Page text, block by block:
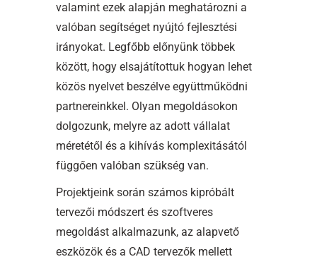
valamint ezek alapján meghatározni a
valóban segítséget nyújtó fejlesztési
irányokat. Legfőbb előnyünk többek
között, hogy elsajátítottuk hogyan lehet
közös nyelvet beszélve együttműködni
partnereinkkel. Olyan megoldásokon
dolgozunk, melyre az adott vállalat
méretétől és a kihívás komplexitásától
függően valóban szükség van.
Projektjeink során számos kipróbált
tervezői módszert és szoftveres
megoldást alkalmazunk, az alapvető
eszközök és a CAD tervezők mellett